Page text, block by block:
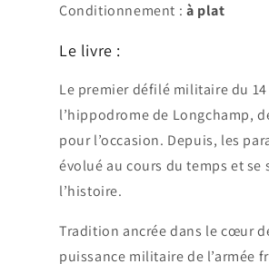
Conditionnement : à plat
Le livre :
Le premier défilé militaire du
l’hippodrome de Longchamp,
pour l’occasion. Depuis, les
évolué au cours du temps et
l’histoire.
Tradition ancrée dans le cœur
puissance militaire de l’armée